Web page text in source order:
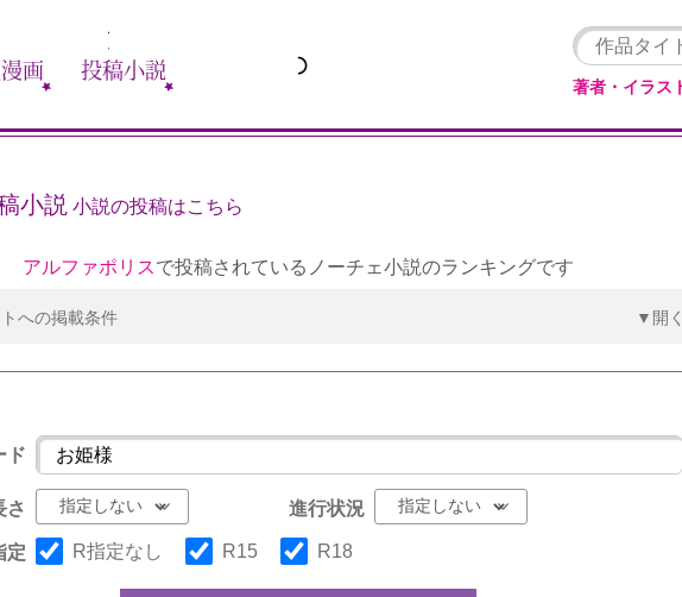
画 投稿小説
著者・イラス
小説 小説の投稿はこちら
アルファポリスで投稿されているノーチェ小説のランキングです
への掲載条件 ▼開く
ド
さ 進行状況
定 R指定なし R15 R18